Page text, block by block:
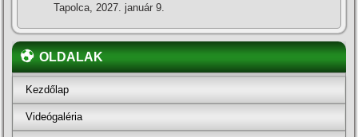
Tapolca, 2027. január 9.
OLDALAK
Kezdőlap
Videógaléria